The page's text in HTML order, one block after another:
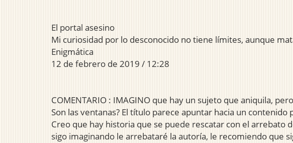
El portal asesino
Mi curiosidad por lo desconocido no tiene límites, aunque
Enigmática
12 de febrero de 2019 / 12:28
COMENTARIO : IMAGINO que hay un sujeto que aniquila,
Son las ventanas? El título parece apuntar hacia un
Creo que hay historia que se puede rescatar con el arrebato
sigo imaginando le arrebataré la autoría, le recomiendo que